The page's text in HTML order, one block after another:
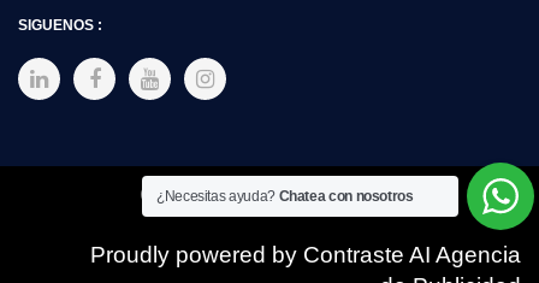
SIGUENOS :
Copyright © 2025 SIMEX
Proudly powered by Contraste AI Agencia
¿Necesitas ayuda? Chatea con nosotros